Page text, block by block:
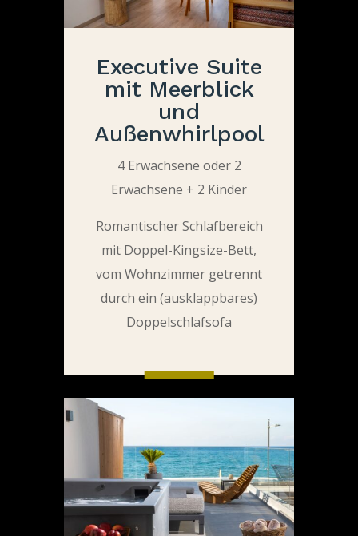
Executive Suite
mit Meerblick
und
Außenwhirlpool
4 Erwachsene oder 2
Erwachsene + 2 Kinder
Romantischer Schlafbereich
mit Doppel-Kingsize-Bett,
vom Wohnzimmer getrennt
durch ein (ausklappbares)
Doppelschlafsofa